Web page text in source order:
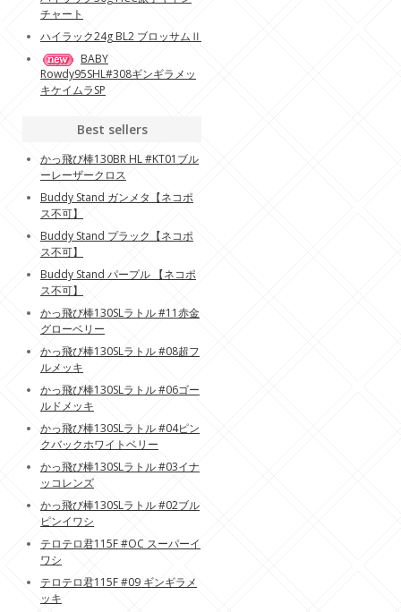
チャート
ハイラック24g BL2 ブロッサムⅡ
BABY
Rowdy95SHL#308ギンギラメッ
キケイムラSP
Best sellers
かっ飛び棒130BR HL #KT01ブル
ーレーザークロス
Buddy Stand ガンメタ【ネコポ
ス不可】
Buddy Stand プラック【ネコポ
ス不可】
Buddy Stand パープル 【ネコポ
ス不可】
かっ飛び棒130SLラトル #11赤金
グローベリー
かっ飛び棒130SLラトル #08超フ
ルメッキ
かっ飛び棒130SLラトル #06ゴー
ルドメッキ
かっ飛び棒130SLラトル #04ピン
クバックホワイトベリー
かっ飛び棒130SLラトル #03イナ
ッコレンズ
かっ飛び棒130SLラトル #02ブル
ピンイワシ
テロテロ君115F #OC スーパーイ
ワシ
テロテロ君115F #09 ギンギラメ
ッキ